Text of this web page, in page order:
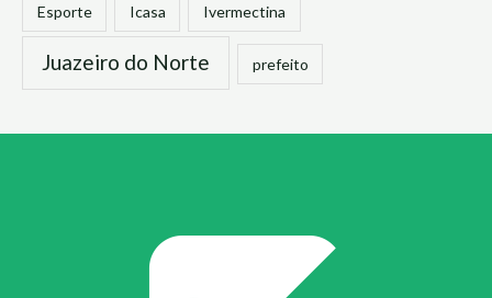
Esporte Icasa Ivermectina
Juazeiro do Norte prefeito